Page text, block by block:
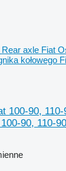
Rear axle Fiat
kołowego
100-90,
90, 110-